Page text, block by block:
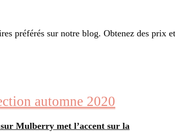
préférés sur notre blog. Obtenez des prix
automne 2020
sur Mulberry met l’accent sur la